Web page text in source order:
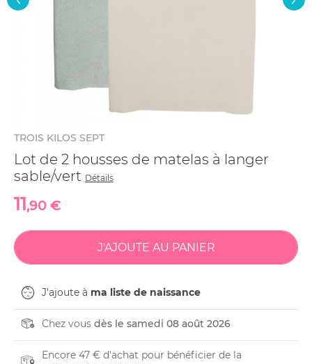
TROIS KILOS SEPT
Lot de 2 housses de matelas à langer
sable/vert Détails
11,90 €
J'ajoute à ma liste de naissance
Chez vous dès le samedi 08 août 2026
Encore 47 € d'achat pour bénéficier de la